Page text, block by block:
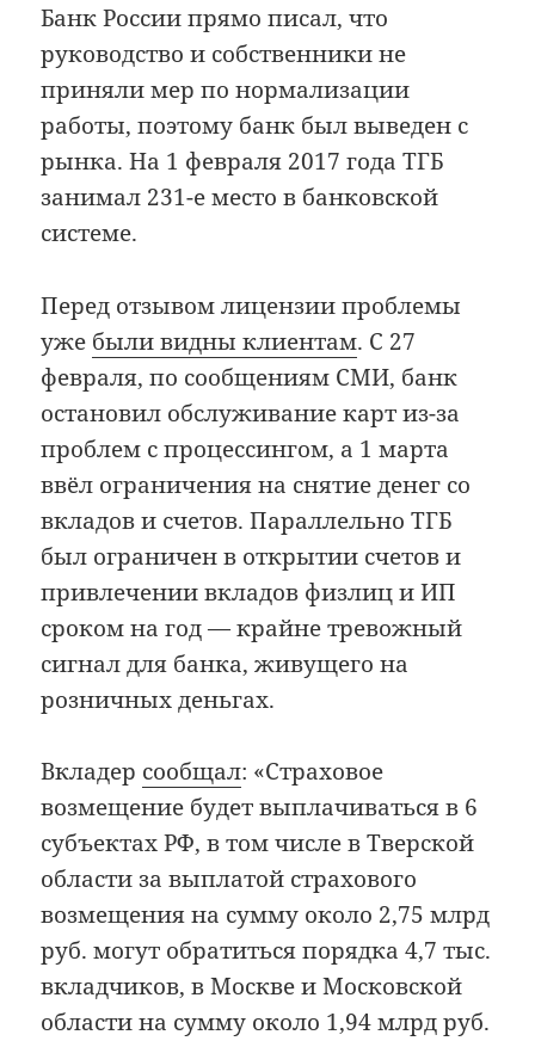
Банк России прямо писал, что
руководство и собственники не
приняли мер по нормализации
работы, поэтому банк был выведен с
рынка. На 1 февраля 2017 года ТГБ
занимал 231-е место в банковской
системе.
Перед отзывом лицензии проблемы
уже были видны клиентам. С 27
февраля, по сообщениям СМИ, банк
остановил обслуживание карт из-за
проблем с процессингом, а 1 марта
ввёл ограничения на снятие денег со
вкладов и счетов. Параллельно ТГБ
был ограничен в открытии счетов и
привлечении вкладов физлиц и ИП
сроком на год — крайне тревожный
сигнал для банка, живущего на
розничных деньгах.
Вкладер сообщал: «Страховое
возмещение будет выплачиваться в 6
субъектах РФ, в том числе в Тверской
области за выплатой страхового
возмещения на сумму около 2,75 млрд
руб. могут обратиться порядка 4,7 тыс.
вкладчиков, в Москве и Московской
области на сумму около 1,94 млрд руб.